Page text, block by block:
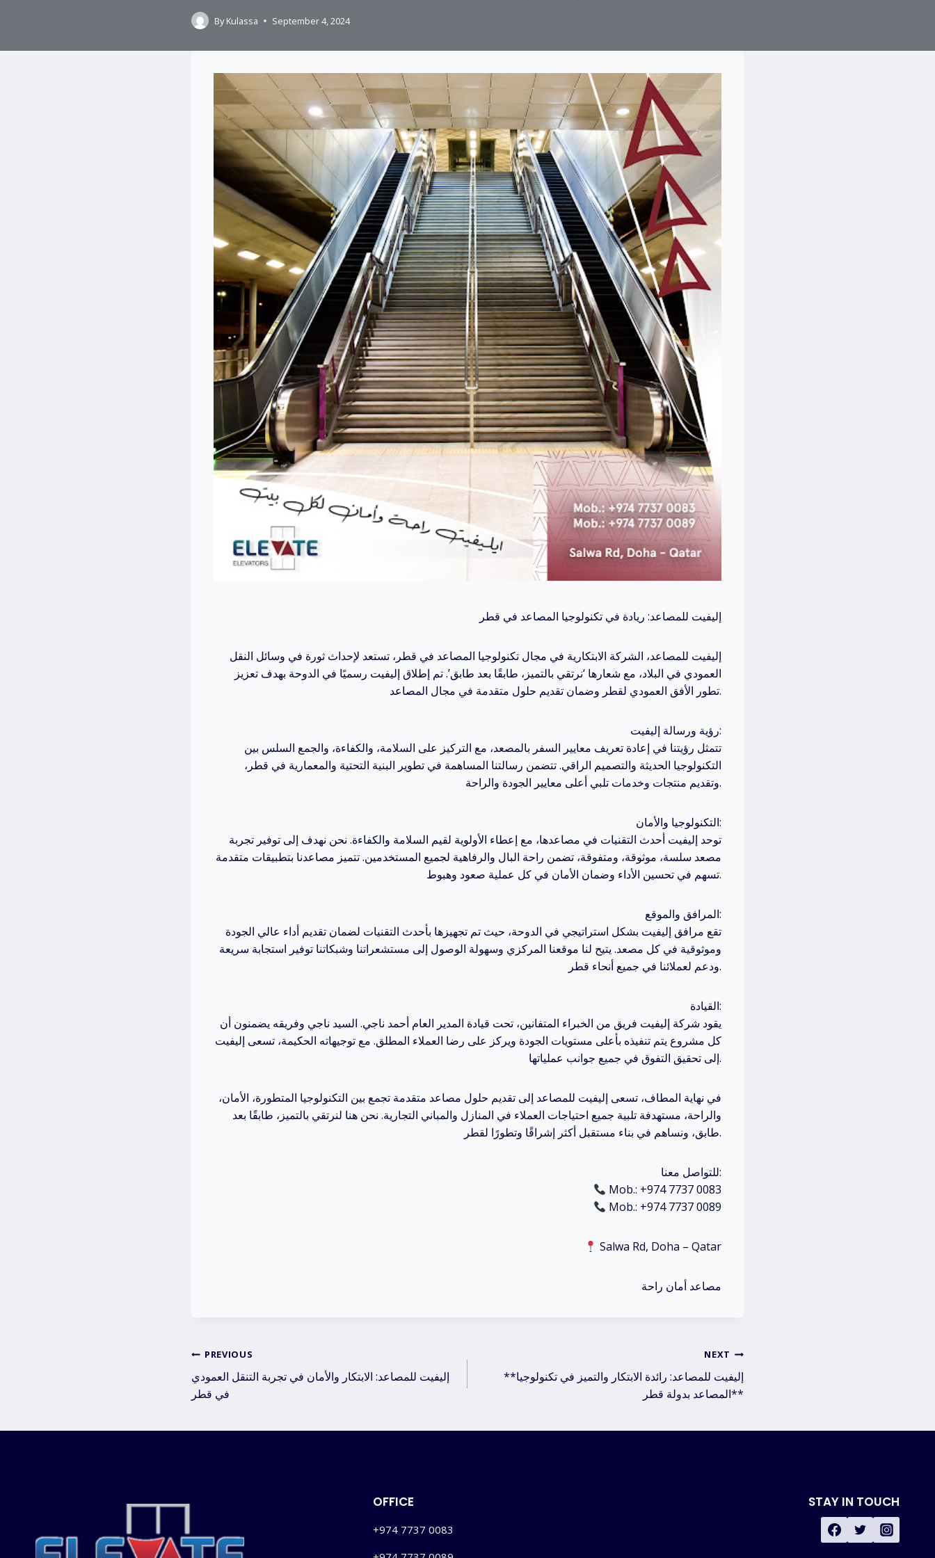
By Kulassa September 4, 2024
إليفيت للمصاعد: ريادة في تكنولوجيا المصاعد في قطر
إليفيت للمصاعد، الشركة الابتكارية في مجال تكنولوجيا المصاعد في قطر، تستعد لإحداث ثورة في وسائل النقل
العمودي في البلاد، مع شعارها ‘نرتقي بالتميز، طابقًا بعد طابق’. تم إطلاق إليفيت رسميًا في الدوحة بهدف تعزيز
تطور الأفق العمودي لقطر وضمان تقديم حلول متقدمة في مجال المصاعد.
رؤية ورسالة إليفيت:
تتمثل رؤيتنا في إعادة تعريف معايير السفر بالمصعد، مع التركيز على السلامة، والكفاءة، والجمع السلس بين
التكنولوجيا الحديثة والتصميم الراقي. تتضمن رسالتنا المساهمة في تطوير البنية التحتية والمعمارية في قطر،
وتقديم منتجات وخدمات تلبي أعلى معايير الجودة والراحة.
التكنولوجيا والأمان:
توحد إليفيت أحدث التقنيات في مصاعدها، مع إعطاء الأولوية لقيم السلامة والكفاءة. نحن نهدف إلى توفير تجربة
مصعد سلسة، موثوقة، ومتفوقة، تضمن راحة البال والرفاهية لجميع المستخدمين. تتميز مصاعدنا بتطبيقات متقدمة
تسهم في تحسين الأداء وضمان الأمان في كل عملية صعود وهبوط.
المرافق والموقع:
تقع مرافق إليفيت بشكل استراتيجي في الدوحة، حيث تم تجهيزها بأحدث التقنيات لضمان تقديم أداء عالي الجودة
وموثوقية في كل مصعد. يتيح لنا موقعنا المركزي وسهولة الوصول إلى مستشعراتنا وشبكاتنا توفير استجابة سريعة
ودعم لعملائنا في جميع أنحاء قطر.
القيادة:
يقود شركة إليفيت فريق من الخبراء المتفانين، تحت قيادة المدير العام أحمد ناجي. السيد ناجي وفريقه يضمنون أن
كل مشروع يتم تنفيذه بأعلى مستويات الجودة ويركز على رضا العملاء المطلق. مع توجيهاته الحكيمة، تسعى إليفيت
إلى تحقيق التفوق في جميع جوانب عملياتها.
في نهاية المطاف، تسعى إليفيت للمصاعد إلى تقديم حلول مصاعد متقدمة تجمع بين التكنولوجيا المتطورة، الأمان،
والراحة، مستهدفة تلبية جميع احتياجات العملاء في المنازل والمباني التجارية. نحن هنا لنرتقي بالتميز، طابقًا بعد
طابق، ونساهم في بناء مستقبل أكثر إشراقًا وتطورًا لقطر.
للتواصل معنا:
Mob.: +974 7737 0083
Mob.: +974 7737 0089
Salwa Rd, Doha – Qatar
مصاعد أمان راحة
Post
navigation
PREVIOUS
إليفيت للمصاعد: الابتكار والأمان في تجربة التنقل العمودي
في قطر
NEXT
**إليفيت للمصاعد: رائدة الابتكار والتميز في تكنولوجيا
المصاعد بدولة قطر**
OFFICE
+974 7737 0083
STAY IN TOUCH